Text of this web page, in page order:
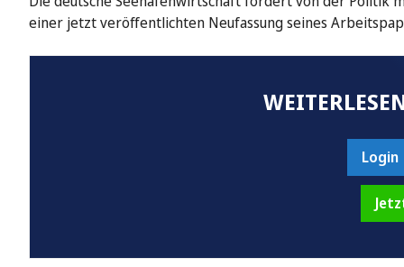
einer jetzt veröffentlichten Neufassung seines
Login